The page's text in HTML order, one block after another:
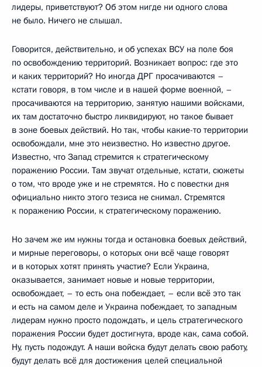
лидеры, приветствуют? Об этом нигде ни одного слова
не было. Ничего не слышал.
Говорится, действительно, и об успехах ВСУ на поле боя
по освобождению территорий. Возникает вопрос: где это
и каких территорий? Но иногда ДРГ просачиваются –
кстати говоря, в том числе и в нашей форме военной, –
просачиваются на территорию, занятую нашими войсками,
их там достаточно быстро ликвидируют, но такое бывает
в зоне боевых действий. Но так, чтобы какие-то территории
освобождали, мне это неизвестно. Но известно другое.
Известно, что Запад стремится к стратегическому
поражению России. Там звучат отдельные, кстати, сюжеты
о том, что вроде уже и не стремятся. Но с повестки дня
официально никто этого тезиса не снимал. Стремятся
к поражению России, к стратегическому поражению.
Но зачем же им нужны тогда и остановка боевых действий,
и мирные переговоры, о которых они всё чаще говорят
и в которых хотят принять участие? Если Украина,
оказывается, занимает новые и новые территории,
освобождает, – то есть она побеждает, – если всё это так
и есть на самом деле и Украина побеждает, то западным
лидерам нужно просто подождать, и цель стратегического
поражения России будет достигнута, вроде как, сама собой.
Ну, пусть подождут. А наши войска будут делать свою работу,
будут делать всё для достижения целей специальной